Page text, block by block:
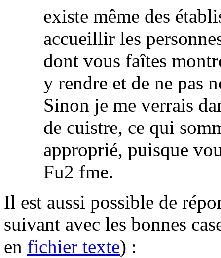
existe même des
accueillir les
dont vous faîtes
y rendre et de ne pas
Sinon je me verrais
de cuistre, ce qui
approprié, puisque
Fu2 fme.
Il est aussi possible de
suivant avec les bonnes
en fichier texte) :